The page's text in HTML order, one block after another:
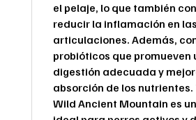
el pelaje, lo que también
reducir la inflamación en las
articulaciones. Además,
probióticos que promueven
digestión adecuada y
absorción de los nutrientes.
Wild Ancient Mountain es